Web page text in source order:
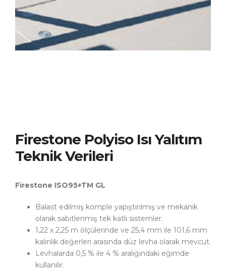
Firestone Polyiso Isı Yalıtım
Teknik Verileri
Firestone ISO95+TM GL
Balast edilmiş komple yapıştırılmış ve mekanik
olarak sabitlenmiş tek katlı sistemler.
1,22 x 2,25 m ölçülerinde ve 25,4 mm ile 101,6 mm
kalınlık değerleri arasında düz levha olarak mevcut.
Levhalarda 0,5 % ile 4 % aralığındaki eğimde
kullanılır.